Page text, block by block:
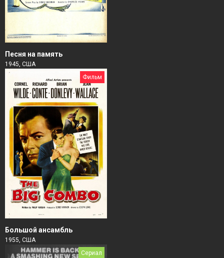
Песня на память
1945, США
Фильм
Большой ансамбль
1955, США
Сериал